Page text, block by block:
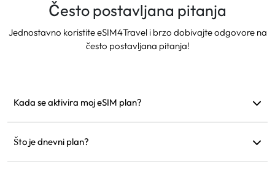
Često postavljana pitanja
Jednostavno koristite eSIM4Travel i brzo dobivajte odgovore na
često postavljana pitanja!
Kada se aktivira moj eSIM plan?
Preporučujemo instalaciju prije polaska.
Što je dnevni plan?